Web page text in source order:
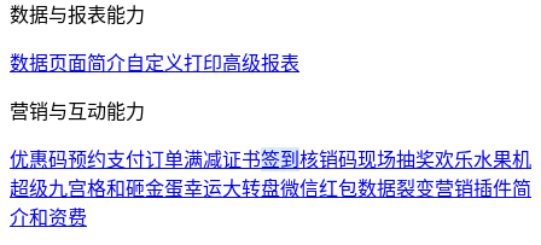
数据与报表能力
数据页面简介自定义打印高级报表
营销与互动能力
优惠码预约支付订单满减证书签到核销码现场抽奖欢乐水果机
超级九宫格和砸金蛋幸运大转盘微信红包数据裂变营销插件简
介和资费